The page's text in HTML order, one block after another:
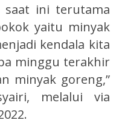
saat ini terutama
yaitu minyak
kendala kita
minggu terakhir
minyak goreng,”
melalui via